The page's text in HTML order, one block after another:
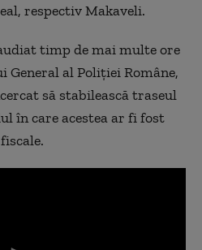
respectiv Makaveli.
timp de mai multe ore
al Poliţiei Române,
să stabilească traseul
în care acestea ar fi fost